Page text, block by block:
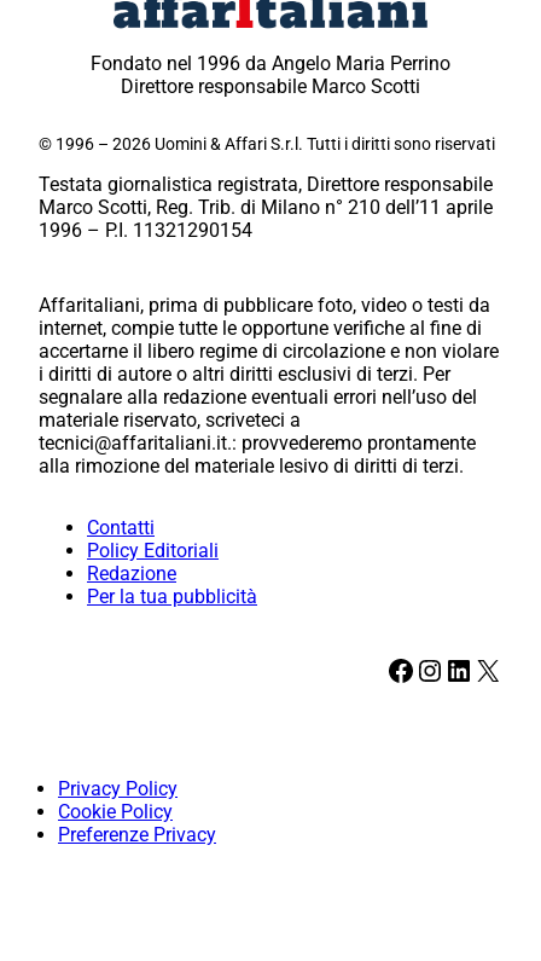
Fondato nel 1996 da Angelo Maria Perrino
Direttore responsabile Marco Scotti
© 1996 – 2026 Uomini & Affari S.r.l. Tutti i diritti sono riservati
Testata giornalistica registrata, Direttore responsabile
Marco Scotti, Reg. Trib. di Milano n° 210 dell’11 aprile
1996 – P.I. 11321290154
Affaritaliani, prima di pubblicare foto, video o testi da
internet, compie tutte le opportune verifiche al fine di
accertarne il libero regime di circolazione e non violare
i diritti di autore o altri diritti esclusivi di terzi. Per
segnalare alla redazione eventuali errori nell’uso del
materiale riservato, scriveteci a
tecnici@affaritaliani.it.: provvederemo prontamente
alla rimozione del materiale lesivo di diritti di terzi.
Contatti
Policy Editoriali
Redazione
Per la tua pubblicità
Facebook Instagram LinkedIn X
Privacy Policy
Cookie Policy
Preferenze Privacy